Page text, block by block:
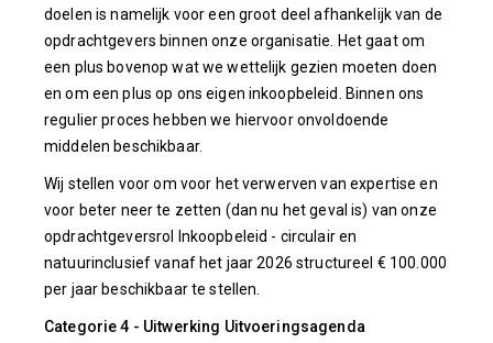
doelen is namelijk voor een groot deel afhankelijk van de
opdrachtgevers binnen onze organisatie. Het gaat om
een plus bovenop wat we wettelijk gezien moeten doen
en om een plus op ons eigen inkoopbeleid. Binnen ons
regulier proces hebben we hiervoor onvoldoende
middelen beschikbaar.
Wij stellen voor om voor het verwerven van expertise en
voor beter neer te zetten (dan nu het geval is) van onze
opdrachtgeversrol Inkoopbeleid - circulair en
natuurinclusief vanaf het jaar 2026 structureel € 100.000
per jaar beschikbaar te stellen.
Categorie 4 - Uitwerking Uitvoeringsagenda